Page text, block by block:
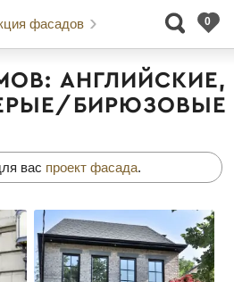
фасадов
АНГЛИЙСКИЕ,
БИРЮЗОВЫЕ
вас проект фасада.